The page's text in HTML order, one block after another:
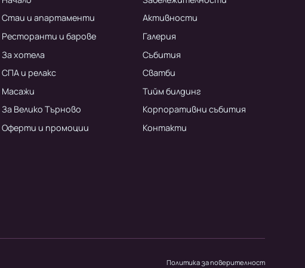
Стаи и апартаменти
Ресторанти и барове
За хотела
СПА и релакс
Масажи
За Велико Търново
Оферти и промоции
Активности
Галерия
Събития
Сватби
Тийм билдинг
Корпоративни събития
Контакти
Политика за поверителност